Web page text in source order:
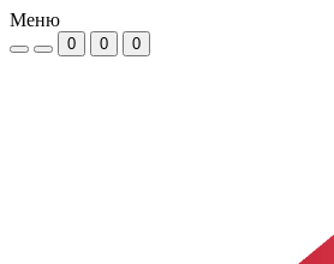
Меню
0 0 0